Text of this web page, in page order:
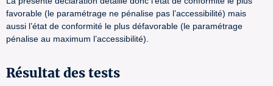
favorable (le paramétrage ne pénalise pas l’accessibilité) mais
aussi l’état de conformité le plus défavorable (le paramétrage
pénalise au maximum l’accessibilité).
Résultat des tests